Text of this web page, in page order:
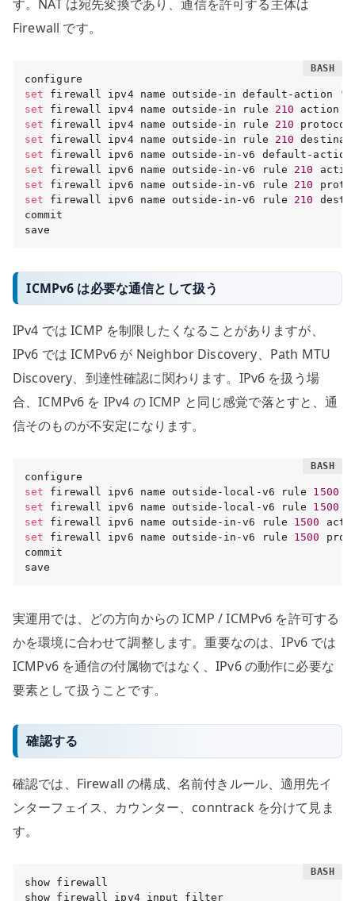
す。NAT は宛先変換であり、通信を許可する主体は
Firewall です。
set firewall ipv4 name outside-in default-action
set firewall ipv4 name outside-in rule 210 action
set firewall ipv4 name outside-in rule 210
set firewall ipv4 name outside-in rule 210
set firewall ipv6 name outside-in-v6 default-
set firewall ipv6 name outside-in-v6 rule 210
set firewall ipv6 name outside-in-v6 rule 210
set firewall ipv6 name outside-in-v6 rule 210
commit
save
ICMPv6 は必要な通信として扱う
IPv4 では ICMP を制限したくなることがありますが、
IPv6 では ICMPv6 が Neighbor Discovery、Path MTU
Discovery、到達性確認に関わります。IPv6 を扱う場
合、ICMPv6 を IPv4 の ICMP と同じ感覚で落とすと、通
信そのものが不安定になります。
set firewall ipv6 name outside-local-v6 rule 1500
set firewall ipv6 name outside-local-v6 rule 1500
set firewall ipv6 name outside-in-v6 rule 1500
set firewall ipv6 name outside-in-v6 rule 1500
commit
save
実運用では、どの方向からの ICMP / ICMPv6 を許可する
かを環境に合わせて調整します。重要なのは、IPv6 では
ICMPv6 を通信の付属物ではなく、IPv6 の動作に必要な
要素として扱うことです。
確認する
確認では、Firewall の構成、名前付きルール、適用先イ
ンターフェイス、カウンター、conntrack を分けて見ま
す。
show firewall
show firewall ipv4 input filter